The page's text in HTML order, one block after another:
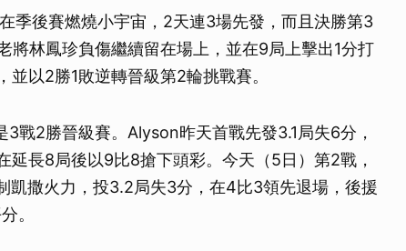
季後賽燃燒小宇宙，2天連3場先發，而且決勝第3
將林鳳珍負傷繼續留在場上，並在9局上擊出1分打
以2勝1敗逆轉晉級第2輪挑戰賽。
戰2勝晉級賽。Alyson昨天首戰先發3.1局失6分，
延長8局後以9比8搶下頭彩。今天（5日）第2戰，
凱撒火力，投3.2局失3分，在4比3領先退場，後援
。